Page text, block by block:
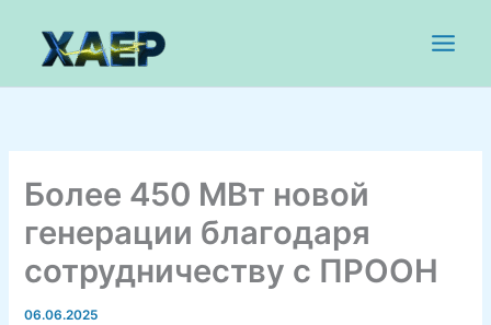
содержимому
Более 450 МВт новой
генерации благодаря
сотрудничеству с ПРООН
06.06.2025